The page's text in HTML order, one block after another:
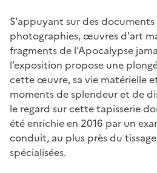
S'appuyant sur des
photographies, œuvres d'art
fragments de l'Apocalypse
l’exposition propose une
cette œuvre, sa vie matérielle
moments de splendeur et de
le regard sur cette tapisserie
été enrichie en 2016 par un
conduit, au plus près du
spécialisées.